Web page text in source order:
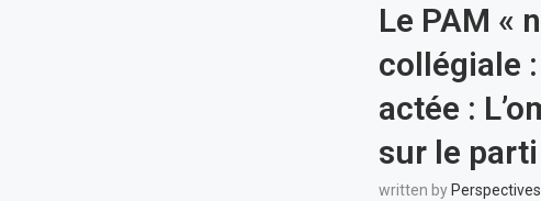
Le PAM «
collégiale
actée :
sur le parti
written by